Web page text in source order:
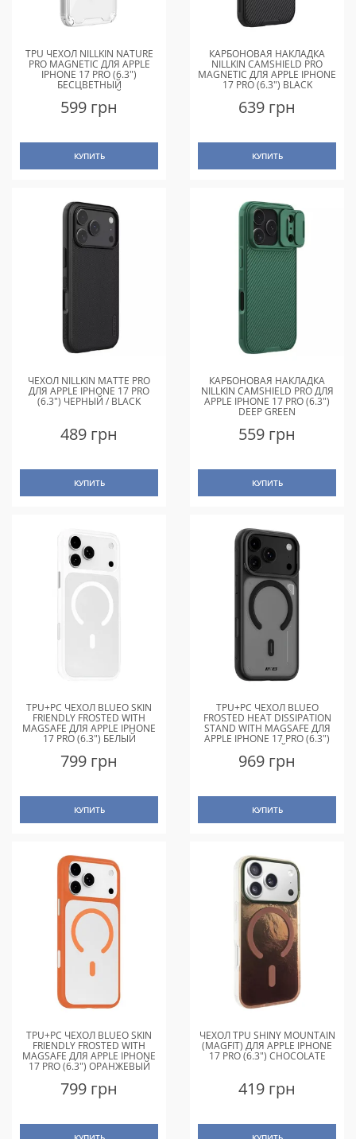
TPU ЧЕХОЛ NILLKIN NATURE
PRO MAGNETIC ДЛЯ APPLE
IPHONE 17 PRO (6.3")
БЕСЦВЕТНЫЙ
(ПРОЗРАЧНЫЙ)
599 грн
КУПИТЬ
КАРБОНОВАЯ НАКЛАДКА
NILLKIN CAMSHIELD PRO
MAGNETIC ДЛЯ APPLE IPHONE
17 PRO (6.3") BLACK
639 грн
КУПИТЬ
ЧЕХОЛ NILLKIN MATTE PRO
ДЛЯ APPLE IPHONE 17 PRO
(6.3") ЧЕРНЫЙ / BLACK
489 грн
КУПИТЬ
КАРБОНОВАЯ НАКЛАДКА
NILLKIN CAMSHIELD PRO ДЛЯ
APPLE IPHONE 17 PRO (6.3")
DEEP GREEN
559 грн
КУПИТЬ
TPU+PC ЧЕХОЛ BLUEO SKIN
FRIENDLY FROSTED WITH
MAGSAFE ДЛЯ APPLE IPHONE
17 PRO (6.3") БЕЛЫЙ
799 грн
КУПИТЬ
TPU+PC ЧЕХОЛ BLUEO
FROSTED HEAT DISSIPATION
STAND WITH MAGSAFE ДЛЯ
APPLE IPHONE 17 PRO (6.3")
ЧЕРНЫЙ
969 грн
КУПИТЬ
TPU+PC ЧЕХОЛ BLUEO SKIN
FRIENDLY FROSTED WITH
MAGSAFE ДЛЯ APPLE IPHONE
17 PRO (6.3") ОРАНЖЕВЫЙ
799 грн
ЧЕХОЛ TPU SHINY MOUNTAIN
(MAGFIT) ДЛЯ APPLE IPHONE
17 PRO (6.3") CHOCOLATE
419 грн